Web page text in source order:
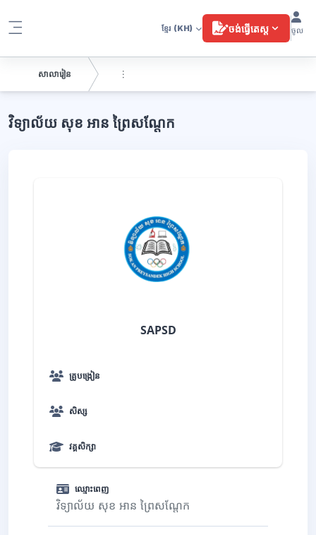
ខ្មែរ (KH) ចង់ធ្វើតេស្ត ចូល
ប្លុក
វិទ្យាល័យ សុខ អាន ព្រៃសណ្តែក
សាលារៀន
SAPSD
គ្រូបង្រៀន
សិស្ស
វគ្គសិក្សា
ឈ្មោះពេញ
វិទ្យាល័យ សុខ អាន ព្រៃសណ្តែក